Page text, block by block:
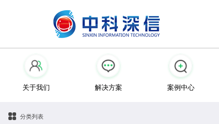
关于我们 解决方案 案例中心
分类列表